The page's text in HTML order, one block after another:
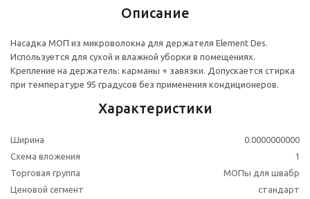
Описание
Насадка МОП из микроволокна для держателя Element Des.
Используется для сухой и влажной уборки в помещениях.
Крепление на держатель: карманы + завязки. Допускается стирка
при температуре 95 градусов без применения кондиционеров.
Характеристики
Ширина
0.0000000000
Схема вложения
1
Торговая группа
МОПы для швабр
Ценовой сегмент
стандарт